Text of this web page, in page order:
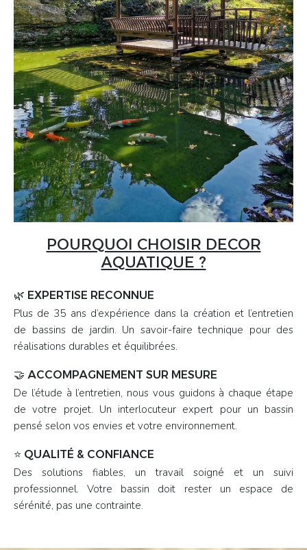
POURQUOI CHOISIR DECOR
AQUATIQUE ?
🌿 EXPERTISE RECONNUE
Plus de 35 ans d’expérience dans la création et l’entretien
de bassins de jardin. Un savoir-faire technique pour des
réalisations durables et équilibrées.
🤝 ACCOMPAGNEMENT SUR MESURE
De l’étude à l’entretien, nous vous guidons à chaque étape
de votre projet. Un interlocuteur expert pour un bassin
pensé selon vos envies et votre environnement.
⭐ QUALITÉ & CONFIANCE
Des solutions fiables, un travail soigné et un suivi
professionnel. Votre bassin doit rester un espace de
sérénité, pas une contrainte.